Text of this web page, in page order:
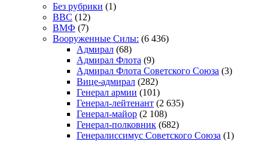
Без рубрики (1)
ВВС (12)
ВМФ (7)
Вооруженные Силы: (6 436)
Адмирал (68)
Адмирал Флота (9)
Адмирал Флота Советского Союза (3)
Вице-адмирал (282)
Генерал армии (101)
Генерал-лейтенант (2 635)
Генерал-майор (2 108)
Генерал-полковник (682)
Генералиссимус Советского Союза (1)